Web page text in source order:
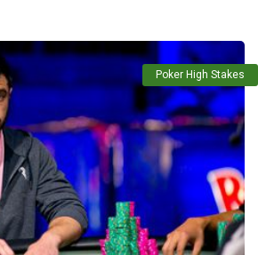
Poker High Stakes